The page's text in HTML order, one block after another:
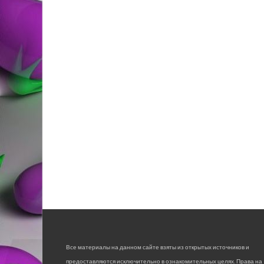
Все материалы на данном сайте взяты из открытых источников и
предоставляются исключительно в ознакомительных целях. Права на